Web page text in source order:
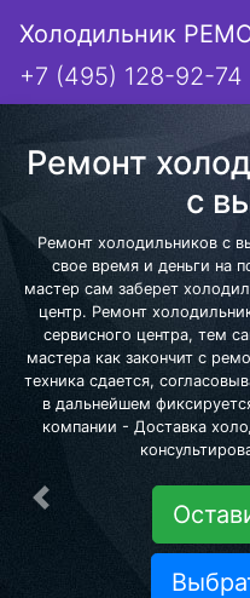
Холодильник
+7 (495) 128-92-74
Ремонт
с
Ремонт холодильников с
свое время и деньги на
мастер сам заберет
центр. Ремонт
сервисного центра, тем
мастера как закончит с
техника сдается,
в дальнейшем
компании - Доставка
Предыдущая